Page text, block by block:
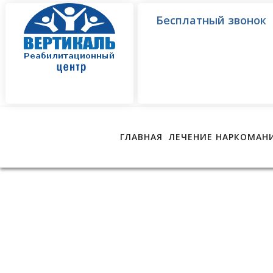
Бесплатный звонок
ГЛАВНАЯ ЛЕЧЕНИЕ